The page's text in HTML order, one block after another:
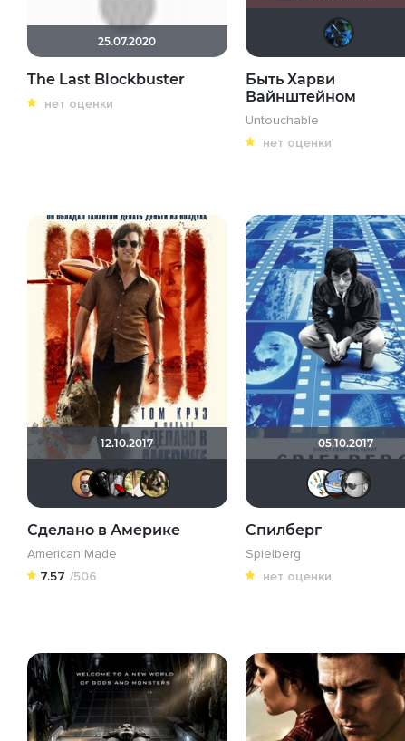
25.07.2020
The Last Blockbuster
нет оценки
Быть Харви
Вайнштейном
Untouchable
нет оценки
12.10.2017
Slaveleon
Сделано в Америке
American Made
7.57 /506
05.10.2017
Спилберг
Spielberg
нет оценки